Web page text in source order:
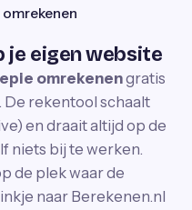
je eigen website
omrekenengratis
De rekentool schaalt
en draait altijd op de
niets bij te werken.
de plek waar de
naar Berekenen.nl